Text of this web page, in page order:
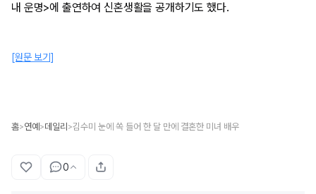
내 운명>에 출연하여 신혼생활을 공개하기도 했다.
[원문 보기]
홈>연예 >데일리 >김수미 눈에 쏙 들어 한 달 만에 결혼한 미녀 배우
0